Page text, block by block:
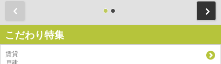
こだわり特集
賃貸